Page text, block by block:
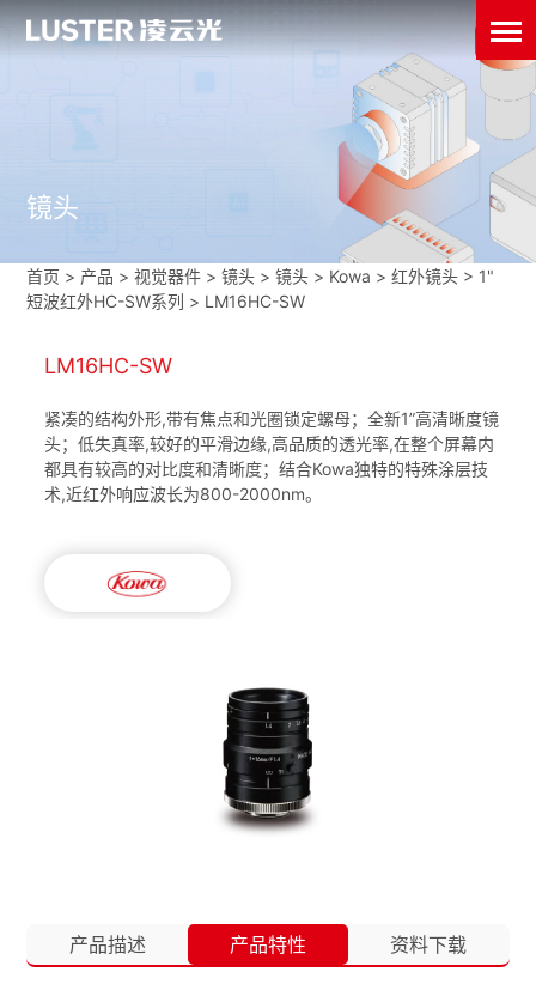
镜头
首页 > 产品 > 视觉器件 >镜头 >镜头 > Kowa >红外镜头 > 1"
短波红外HC-SW系列 > LM16HC-SW
LM16HC-SW
紧凑的结构外形,带有焦点和光圈锁定螺母；全新1”高清晰度镜
头；低失真率,较好的平滑边缘,高品质的透光率,在整个屏幕内
都具有较高的对比度和清晰度；结合Kowa独特的特殊涂层技
术,近红外响应波长为800-2000nm。
产品描述 产品特性 资料下载